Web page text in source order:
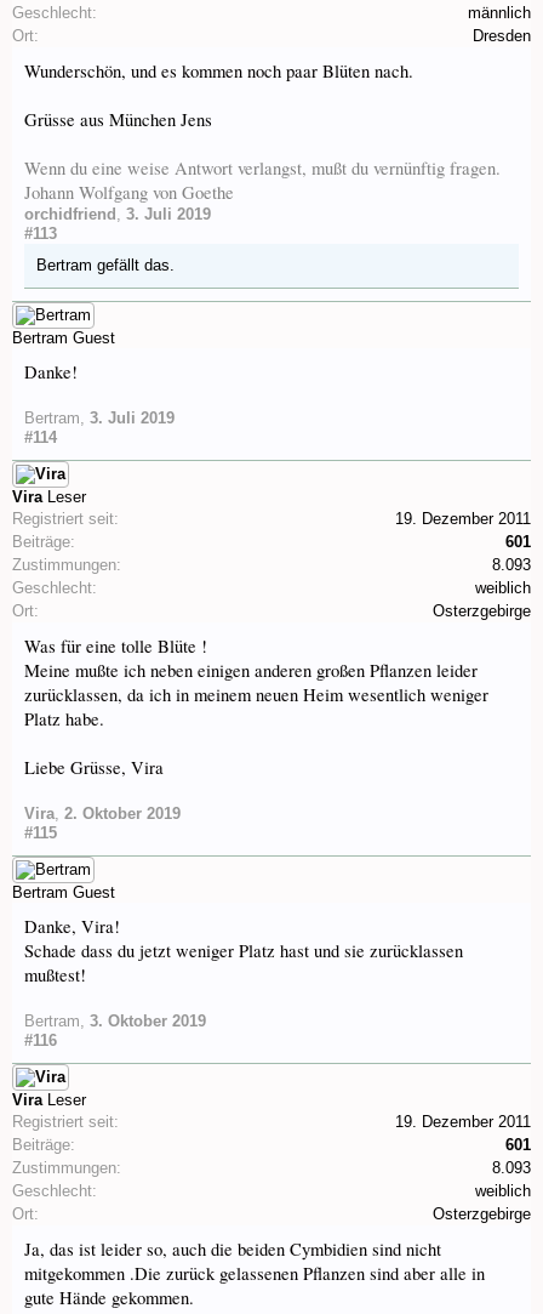
Geschlecht:
männlich
Ort:
Dresden
Wunderschön, und es kommen noch paar Blüten nach.
Grüsse aus München Jens
Wenn du eine weise Antwort verlangst, mußt du vernünftig fragen.
Johann Wolfgang von Goethe
orchidfriend , 3. Juli 2019
#113
Bertram gefällt das.
Bertram Guest
Danke!
Bertram, 3. Juli 2019
#114
Vira Leser
Registriert seit:
19. Dezember 2011
Beiträge:
601
Zustimmungen:
8.093
Geschlecht:
weiblich
Ort:
Osterzgebirge
Was für eine tolle Blüte !
Meine mußte ich neben einigen anderen großen Pflanzen leider
zurücklassen, da ich in meinem neuen Heim wesentlich weniger
Platz habe.
Liebe Grüsse, Vira
Vira, 2. Oktober 2019
#115
Bertram Guest
Danke, Vira!
Schade dass du jetzt weniger Platz hast und sie zurücklassen
mußtest!
Bertram, 3. Oktober 2019
#116
Vira Leser
Registriert seit:
19. Dezember 2011
Beiträge:
601
Zustimmungen:
8.093
Geschlecht:
weiblich
Ort:
Osterzgebirge
Ja, das ist leider so, auch die beiden Cymbidien sind nicht
mitgekommen .Die zurück gelassenen Pflanzen sind aber alle in
gute Hände gekommen.